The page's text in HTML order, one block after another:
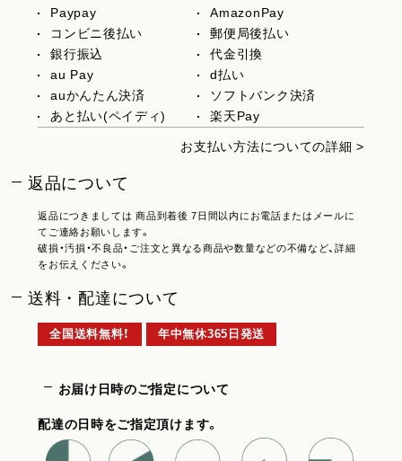
Paypay
AmazonPay
コンビニ後払い
郵便局後払い
銀行振込
代金引換
au Pay
d払い
auかんたん決済
ソフトバンク決済
あと払い(ペイディ)
楽天Pay
お支払い方法についての詳細 >
返品について
返品につきましては 商品到着後 7日間以内にお電話またはメールに
てご連絡お願いします。
破損・汚損・不良品・ご注文と異なる商品や数量などの不備など、詳細
をお伝えください。
送料・配達について
全国送料無料！ 年中無休365日発送
お届け日時のご指定について
配達の日時をご指定頂けます。